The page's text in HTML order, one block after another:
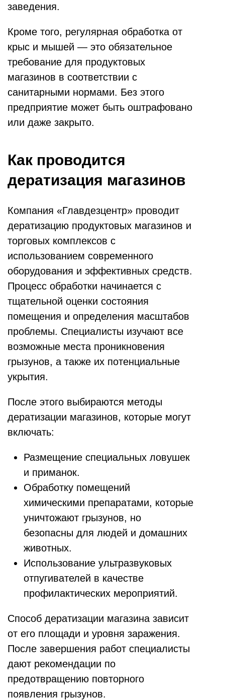
заведения.
Кроме того, регулярная обработка от
крыс и мышей — это обязательное
требование для продуктовых
магазинов в соответствии с
санитарными нормами. Без этого
предприятие может быть оштрафовано
или даже закрыто.
Как проводится
дератизация магазинов
Компания «Главдезцентр» проводит
дератизацию продуктовых магазинов и
торговых комплексов с
использованием современного
оборудования и эффективных средств.
Процесс обработки начинается с
тщательной оценки состояния
помещения и определения масштабов
проблемы. Специалисты изучают все
возможные места проникновения
грызунов, а также их потенциальные
укрытия.
После этого выбираются методы
дератизации магазинов, которые могут
включать:
Размещение специальных ловушек
и приманок.
Обработку помещений
химическими препаратами, которые
уничтожают грызунов, но
безопасны для людей и домашних
животных.
Использование ультразвуковых
отпугивателей в качестве
профилактических мероприятий.
Способ дератизации магазина зависит
от его площади и уровня заражения.
После завершения работ специалисты
дают рекомендации по
предотвращению повторного
появления грызунов.